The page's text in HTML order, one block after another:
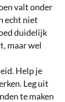
valt onder
echt niet
duidelijk
maar wel
Help je
Leg uit
te maken